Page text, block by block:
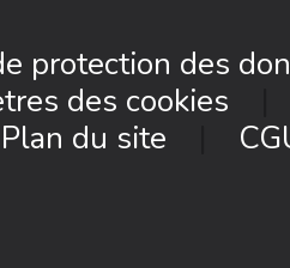
protection des
des cookies
Plan du site